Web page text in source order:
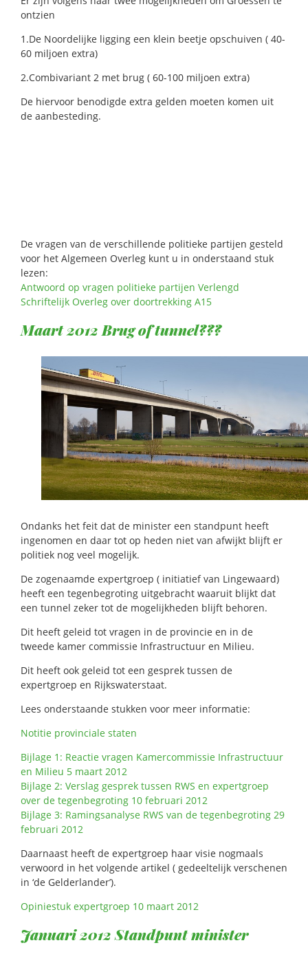
ontzien
1.De Noordelijke ligging een klein beetje opschuiven ( 40-
60 miljoen extra)
2.Combivariant 2 met brug ( 60-100 miljoen extra)
De hiervoor benodigde extra gelden moeten komen uit
de aanbesteding.
De vragen van de verschillende politieke partijen gesteld
voor het Algemeen Overleg kunt u in onderstaand stuk
lezen:
Antwoord op vragen politieke partijen Verlengd
Schriftelijk Overleg over doortrekking A15
Maart 2012 Brug of tunnel???
Ondanks het feit dat de minister een standpunt heeft
ingenomen en daar tot op heden niet van afwijkt blijft er
politiek nog veel mogelijk.
De zogenaamde expertgroep ( initiatief van Lingewaard)
heeft een tegenbegroting uitgebracht waaruit blijkt dat
een tunnel zeker tot de mogelijkheden blijft behoren.
Dit heeft geleid tot vragen in de provincie en in de
tweede kamer commissie Infrastructuur en Milieu.
Dit heeft ook geleid tot een gesprek tussen de
expertgroep en Rijkswaterstaat.
Lees onderstaande stukken voor meer informatie:
Notitie provinciale staten
Bijlage 1: Reactie vragen Kamercommissie Infrastructuur
en Milieu 5 maart 2012
Bijlage 2: Verslag gesprek tussen RWS en expertgroep
over de tegenbegroting 10 februari 2012
Bijlage 3: Ramingsanalyse RWS van de tegenbegroting 29
februari 2012
Daarnaast heeft de expertgroep haar visie nogmaals
verwoord in het volgende artikel ( gedeeltelijk verschenen
in ‘de Gelderlander’).
Opiniestuk expertgroep 10 maart 2012
Januari 2012 Standpunt minister